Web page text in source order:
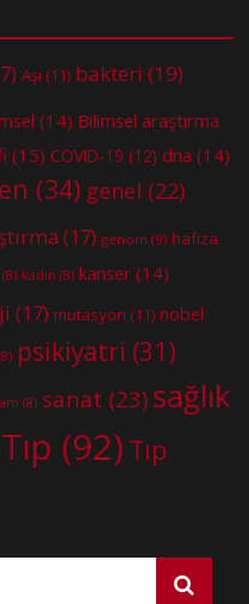
Aşı (11) bakteri (19)
(14) Bilimsel araştırma
(15) COVID-19 (12) dna (14)
(34) genel (22)
(17) genom (9) hafıza
(8) kadın (8) kanser (14)
(17) mutasyon (11) nobel
psikiyatri (31)
(8) sanat (23) sağlık
Tıp (92) Tıp